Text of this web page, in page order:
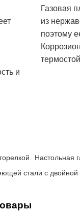
и
Газовая
из
поэтому
Настольная
стали с двойной